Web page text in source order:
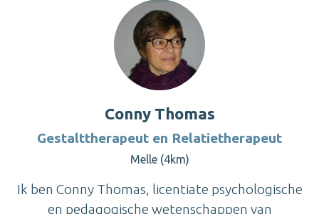
Conny Thomas
Gestalttherapeut en Relatietherapeut
Melle (4km)
Ik ben Conny Thomas, licentiate psychologische
en pedagogische wetenschappen van